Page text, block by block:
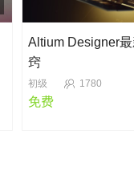
Altium Designer
窍
初级 1780
免费